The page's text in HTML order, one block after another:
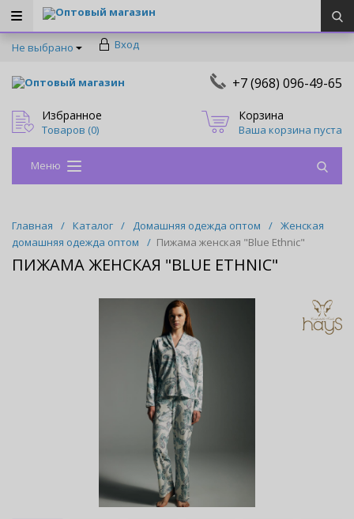
Оптовый магазин
Не выбрано Вход
Оптовый магазин +7 (968) 096-49-65
Избранное
Товаров (0)
Корзина
Ваша корзина пуста
Меню
Главная / Каталог / Домашняя одежда оптом / Женская
домашняя одежда оптом
/ Пижама женская "Blue Ethnic"
ПИЖАМА ЖЕНСКАЯ "BLUE ETHNIC"